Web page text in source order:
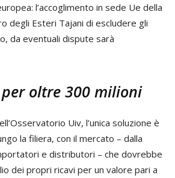
l’accoglimento in sede Ue della
degli Esteri Tajani di escludere gli
da eventuali dispute sarà
oltre 300 milioni
Uiv, l’unica soluzione è
la filiera, con il mercato – dalla
e distributori – che dovrebbe
dei propri ricavi per un valore pari a